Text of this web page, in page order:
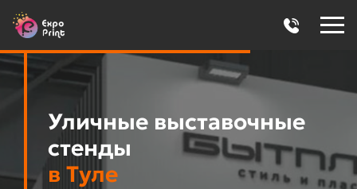
Уличные выставочные
стенды
в Туле